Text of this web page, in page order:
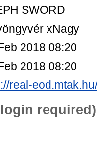
SWORD
xNagy
2018 08:20
2018 08:20
real-
required)